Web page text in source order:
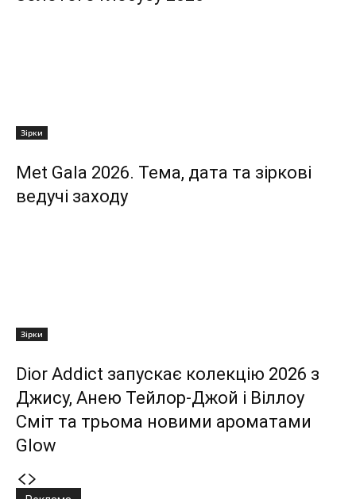
Зірки
Met Gala 2026. Тема, дата та зіркові
ведучі заходу
Зірки
Dior Addict запускає колекцію 2026 з
Джису, Анею Тейлор-Джой і Віллоу
Сміт та трьома новими ароматами
Glow